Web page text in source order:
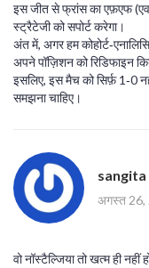
इस जीत से फ्रांस का एफ़एफ
स्ट्रैटेजी को सपोर्ट करेगा।
अंत में, अगर हम
अपने पॉज़िशन को रिडिफाइन
इसलिए, इस मैच को सिर्फ़ 1‑0
समझना चाहिए।
sangita
अगस्त 26,
वो नॉस्टैल्जिया तो खत्म ही